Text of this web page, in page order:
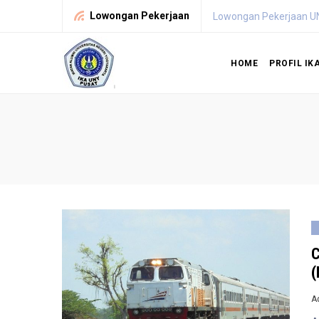
Lowongan Pekerjaan Lowongan Pekerjaan
HOME PROFIL